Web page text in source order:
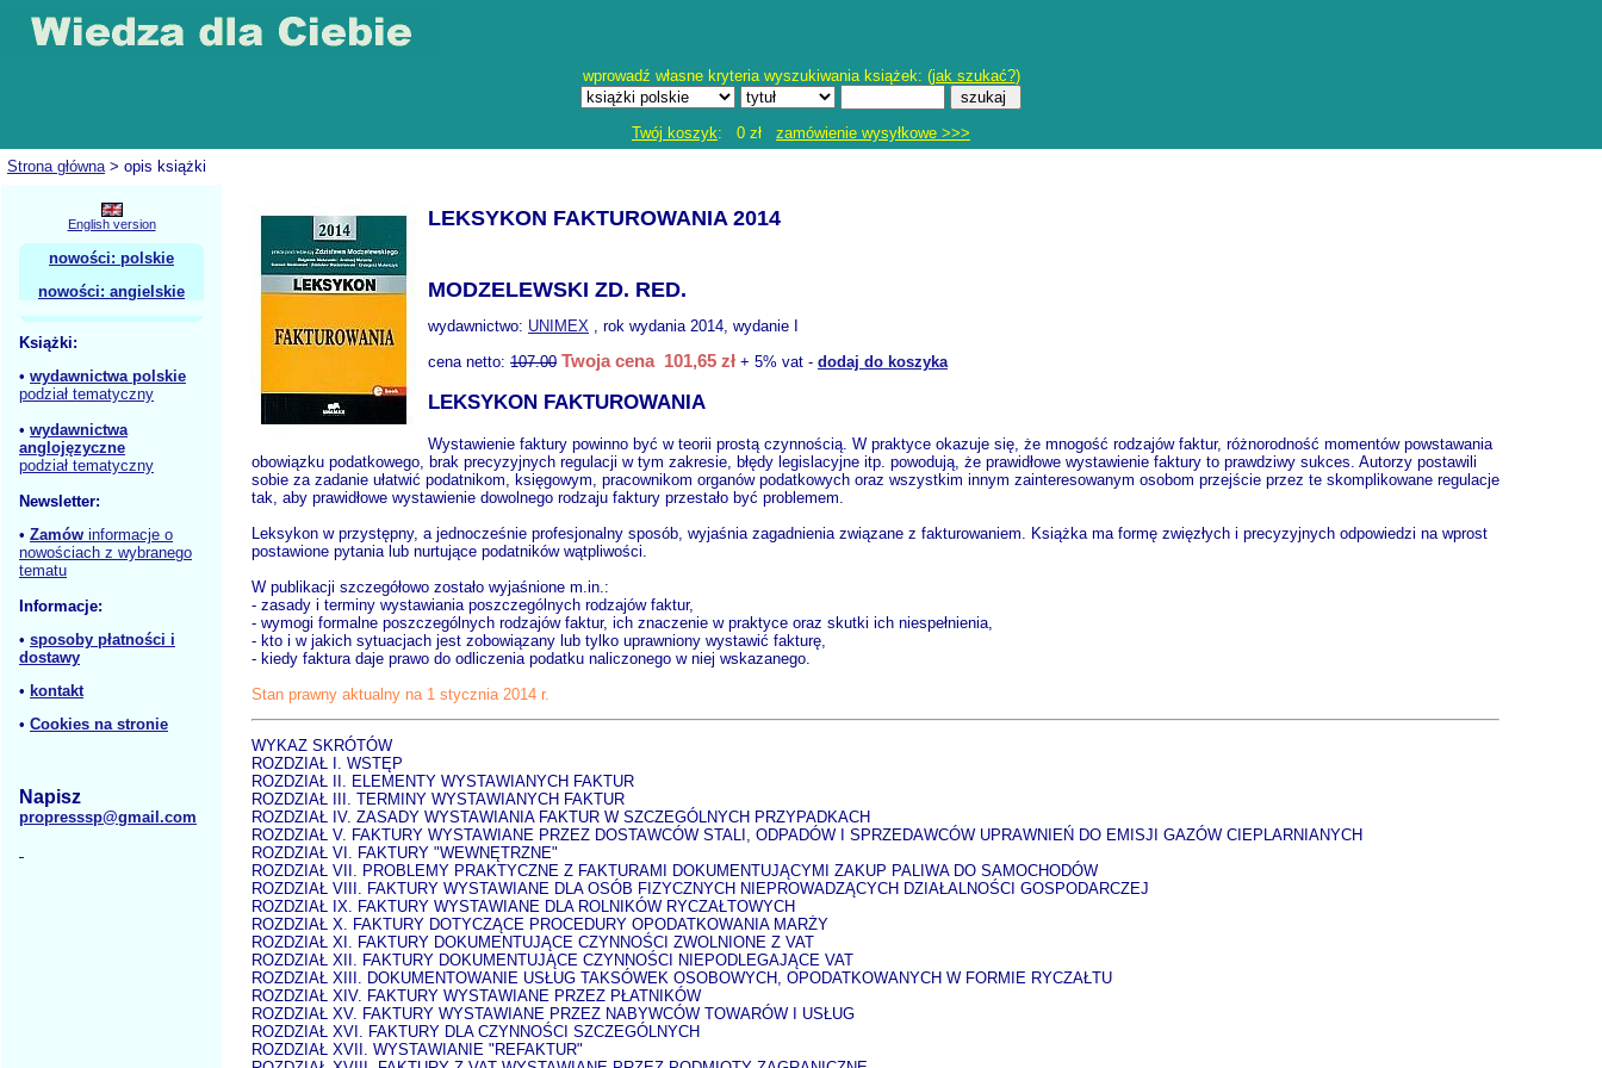
wprowadź własne kryteria wyszukiwania książek: (jak szukać?)
Twój koszyk: 0 zł zamówienie wysyłkowe >>>
Strona główna> opis książki
English version
nowości: polskie
nowości: angielskie
Książki:
• wydawnictwa polskie
podział tematyczny
• wydawnictwa
anglojęzyczne
podział tematyczny
Newsletter:
• Zamów informacje o
nowościach z wybranego
tematu
Informacje:
• sposoby płatności i
dostawy
• kontakt
• Cookies na stronie
Napisz
propresssp@gmail.com
LEKSYKON FAKTUROWANIA 2014
MODZELEWSKI ZD. RED.
wydawnictwo: UNIMEX , rok wydania 2014, wydanie I
cena netto: 107.00 Twoja cena 101,65 zł + 5% vat - dodaj do koszyka
LEKSYKON FAKTUROWANIA
Wystawienie faktury powinno być w teorii prostą czynnością. W praktyce okazuje się, że mnogość rodzajów faktur, różnorodność momentów powstawania
obowiązku podatkowego, brak precyzyjnych regulacji w tym zakresie, błędy legislacyjne itp. powodują, że prawidłowe wystawienie faktury to prawdziwy sukces. Autorzy postawili
sobie za zadanie ułatwić podatnikom, księgowym, pracownikom organów podatkowych oraz wszystkim innym zainteresowanym osobom przejście przez te skomplikowane regulacje
tak, aby prawidłowe wystawienie dowolnego rodzaju faktury przestało być problemem.
Leksykon w przystępny, a jednocześnie profesjonalny sposób, wyjaśnia zagadnienia związane z fakturowaniem. Książka ma formę zwięzłych i precyzyjnych odpowiedzi na wprost
postawione pytania lub nurtujące podatników wątpliwości.
W publikacji szczegółowo zostało wyjaśnione m.in.:
- zasady i terminy wystawiania poszczególnych rodzajów faktur,
- wymogi formalne poszczególnych rodzajów faktur, ich znaczenie w praktyce oraz skutki ich niespełnienia,
- kto i w jakich sytuacjach jest zobowiązany lub tylko uprawniony wystawić fakturę,
- kiedy faktura daje prawo do odliczenia podatku naliczonego w niej wskazanego.
Stan prawny aktualny na 1 stycznia 2014 r.
WYKAZ SKRÓTÓW
ROZDZIAŁ I. WSTĘP
ROZDZIAŁ II. ELEMENTY WYSTAWIANYCH FAKTUR
ROZDZIAŁ III. TERMINY WYSTAWIANYCH FAKTUR
ROZDZIAŁ IV. ZASADY WYSTAWIANIA FAKTUR W SZCZEGÓLNYCH PRZYPADKACH
ROZDZIAŁ V. FAKTURY WYSTAWIANE PRZEZ DOSTAWCÓW STALI, ODPADÓW I SPRZEDAWCÓW UPRAWNIEŃ DO EMISJI GAZÓW CIEPLARNIANYCH
ROZDZIAŁ VI. FAKTURY "WEWNĘTRZNE"
ROZDZIAŁ VII. PROBLEMY PRAKTYCZNE Z FAKTURAMI DOKUMENTUJĄCYMI ZAKUP PALIWA DO SAMOCHODÓW
ROZDZIAŁ VIII. FAKTURY WYSTAWIANE DLA OSÓB FIZYCZNYCH NIEPROWADZĄCYCH DZIAŁALNOŚCI GOSPODARCZEJ
ROZDZIAŁ IX. FAKTURY WYSTAWIANE DLA ROLNIKÓW RYCZAŁTOWYCH
ROZDZIAŁ X. FAKTURY DOTYCZĄCE PROCEDURY OPODATKOWANIA MARŻY
ROZDZIAŁ XI. FAKTURY DOKUMENTUJĄCE CZYNNOŚCI ZWOLNIONE Z VAT
ROZDZIAŁ XII. FAKTURY DOKUMENTUJĄCE CZYNNOŚCI NIEPODLEGAJĄCE VAT
ROZDZIAŁ XIII. DOKUMENTOWANIE USŁUG TAKSÓWEK OSOBOWYCH, OPODATKOWANYCH W FORMIE RYCZAŁTU
ROZDZIAŁ XIV. FAKTURY WYSTAWIANE PRZEZ PŁATNIKÓW
ROZDZIAŁ XV. FAKTURY WYSTAWIANE PRZEZ NABYWCÓW TOWARÓW I USŁUG
ROZDZIAŁ XVI. FAKTURY DLA CZYNNOŚCI SZCZEGÓLNYCH
ROZDZIAŁ XVII. WYSTAWIANIE "REFAKTUR"